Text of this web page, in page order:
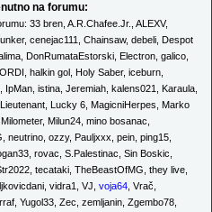
na forumu:
33 bren A.R.Chafee.Jr. ALEXV,
, cenejac111 Chainsaw, debeli Despot
DonRumataEstorski Electron galico
halkin gol Holy Saber, iceburn
IpMan istina Jeremiah kalens021 Karaula
Lieutenant Lucky 6 MagicniHerpes Marko
Milometer, Milun24 mino bosanac
neutrino ozzy, Pauljxxx pein ping15
rovac S.Palestinac Sin Boskic
tecataki TheBeastOfMG they live
vidra1 VJ voja64 Vrač
Yugol33 Zec zemljanin Zgembo78